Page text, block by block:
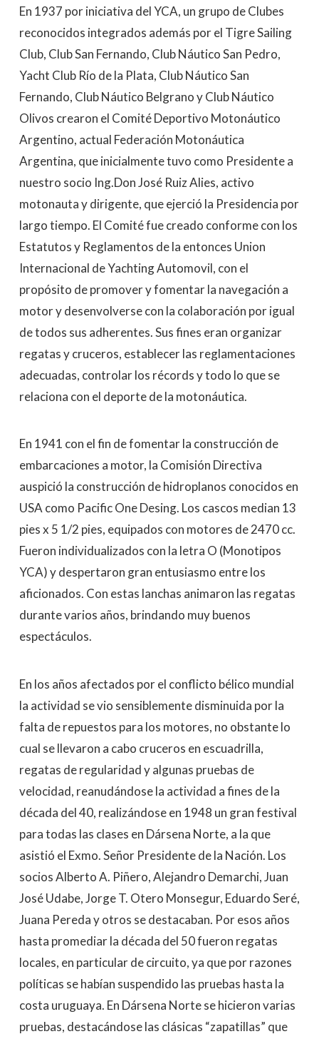
En 1937 por iniciativa del YCA, un grupo de Clubes
reconocidos integrados además por el Tigre Sailing
Club, Club San Fernando, Club Náutico San Pedro,
Yacht Club Río de la Plata, Club Náutico San
Fernando, Club Náutico Belgrano y Club Náutico
Olivos crearon el Comité Deportivo Motonáutico
Argentino, actual Federación Motonáutica
Argentina, que inicialmente tuvo como Presidente a
nuestro socio Ing.Don José Ruiz Alies, activo
motonauta y dirigente, que ejerció la Presidencia por
largo tiempo. El Comité fue creado conforme con los
Estatutos y Reglamentos de la entonces Union
Internacional de Yachting Automovil, con el
propósito de promover y fomentar la navegación a
motor y desenvolverse con la colaboración por igual
de todos sus adherentes. Sus fines eran organizar
regatas y cruceros, establecer las reglamentaciones
adecuadas, controlar los récords y todo lo que se
relaciona con el deporte de la motonáutica.
En 1941 con el fin de fomentar la construcción de
embarcaciones a motor, la Comisión Directiva
auspició la construcción de hidroplanos conocidos en
USA como Pacific One Desing. Los cascos median 13
pies x 5 1/2 pies, equipados con motores de 2470 cc.
Fueron individualizados con la letra O (Monotipos
YCA) y despertaron gran entusiasmo entre los
aficionados. Con estas lanchas animaron las regatas
durante varios años, brindando muy buenos
espectáculos.
En los años afectados por el conflicto bélico mundial
la actividad se vio sensiblemente disminuida por la
falta de repuestos para los motores, no obstante lo
cual se llevaron a cabo cruceros en escuadrilla,
regatas de regularidad y algunas pruebas de
velocidad, reanudándose la actividad a fines de la
década del 40, realizándose en 1948 un gran festival
para todas las clases en Dársena Norte, a la que
asistió el Exmo. Señor Presidente de la Nación. Los
socios Alberto A. Piñero, Alejandro Demarchi, Juan
José Udabe, Jorge T. Otero Monsegur, Eduardo Seré,
Juana Pereda y otros se destacaban. Por esos años
hasta promediar la década del 50 fueron regatas
locales, en particular de circuito, ya que por razones
políticas se habían suspendido las pruebas hasta la
costa uruguaya. En Dársena Norte se hicieron varias
pruebas, destacándose las clásicas “zapatillas” que